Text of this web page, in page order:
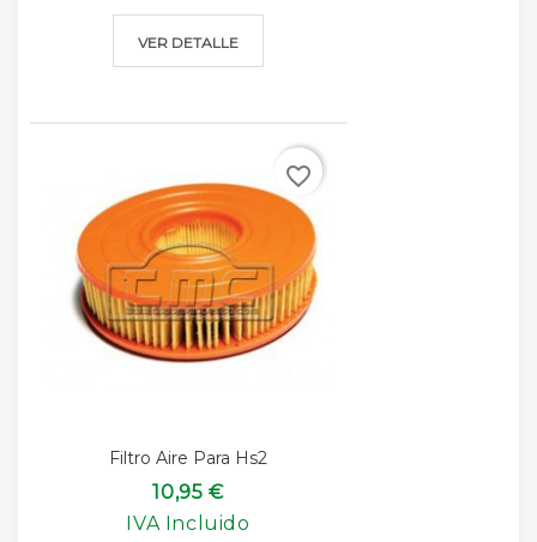
VER DETALLE
Filtro Aire Para Hs2
10,95 €
IVA Incluido
favorite_border